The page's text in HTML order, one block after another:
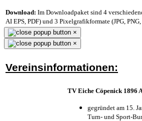
Download: Im Downloadpaket sind 4
AI EPS, PDF) und 3 Pixelgrafikformate (JPG,
×
×
Vereinsinformationen:
TV Eiche Cöpenick 1896
gegründet am 15.
Turn- und Sport-